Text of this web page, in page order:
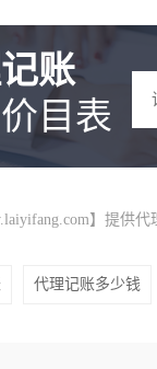
账
目表
】提供代
代理记账多少钱